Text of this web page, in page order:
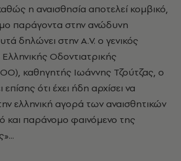
η αναισθησία αποτελεί κομβικό,
παράγοντα στην ανώδυνη
δηλώνει στην A.V. ο γενικός
Οδοντιατρικής
καθηγητής Ιωάννης Τζούτζας, ο
ότι έχει ήδη αρχίσει να
ελληνική αγορά των αναισθητικών
και παράνομο φαινόμενο της